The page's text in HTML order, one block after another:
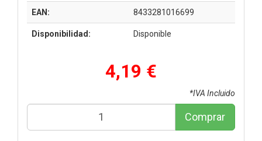
EAN: 8433281016699
Disponibilidad: Disponible
4,19 €
*IVA Incluido
Comprar